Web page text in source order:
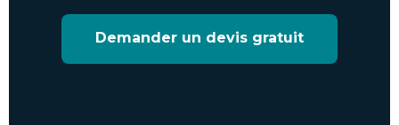
Demander un devis gratuit